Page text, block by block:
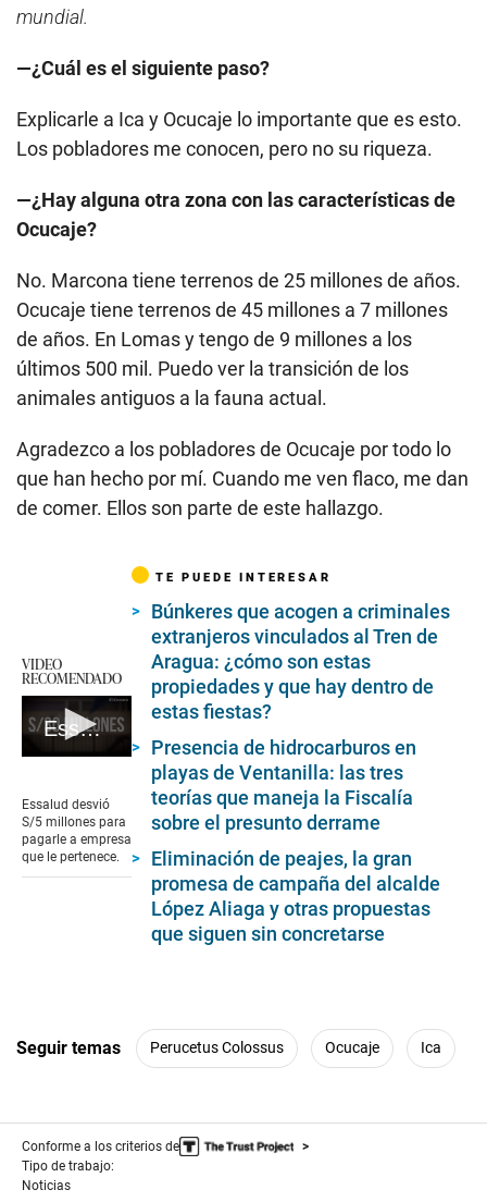
mundial.
—¿Cuál es el siguiente paso?
Explicarle a Ica y Ocucaje lo importante que es esto.
Los pobladores me conocen, pero no su riqueza.
—¿Hay alguna otra zona con las características de
Ocucaje?
No. Marcona tiene terrenos de 25 millones de años.
Ocucaje tiene terrenos de 45 millones a 7 millones
de años. En Lomas y tengo de 9 millones a los
últimos 500 mil. Puedo ver la transición de los
animales antiguos a la fauna actual.
Agradezco a los pobladores de Ocucaje por todo lo
que han hecho por mí. Cuando me ven flaco, me dan
de comer. Ellos son parte de este hallazgo.
VIDEO
RECOMENDADO
Essalud desvió S/5 millones para pagarle a empresa que le pertenece #VideosEC #UI
of
6
minutes,
48
seconds
Essalud desvió
S/5 millones para
pagarle a empresa
que le pertenece.
TE PUEDE INTERESAR
Búnkeres que acogen a criminales
extranjeros vinculados al Tren de
Aragua: ¿cómo son estas
propiedades y que hay dentro de
estas fiestas?
Presencia de hidrocarburos en
playas de Ventanilla: las tres
teorías que maneja la Fiscalía
sobre el presunto derrame
Eliminación de peajes, la gran
promesa de campaña del alcalde
López Aliaga y otras propuestas
que siguen sin concretarse
Seguir temas Perucetus Colossus Ocucaje Ica
Conforme a los criterios de
Tipo de trabajo:
Noticias